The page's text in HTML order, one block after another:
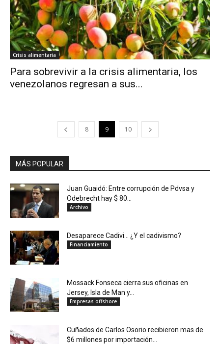
Crisis alimentaria
Para sobrevivir a la crisis alimentaria, los
venezolanos regresan a sus...
8 9 10
MÁS POPULAR
Juan Guaidó: Entre corrupción de Pdvsa y
Odebrecht hay $ 80...
Archivo
Desaparece Cadivi… ¿Y el cadivismo?
Financiamiento
Mossack Fonseca cierra sus oficinas en
Jersey, Isla de Man y...
Empresas offshore
Cuñados de Carlos Osorio recibieron mas de
$6 millones por importación...